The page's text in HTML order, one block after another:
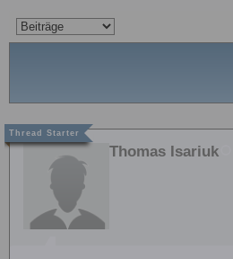
Thomas Isariuk